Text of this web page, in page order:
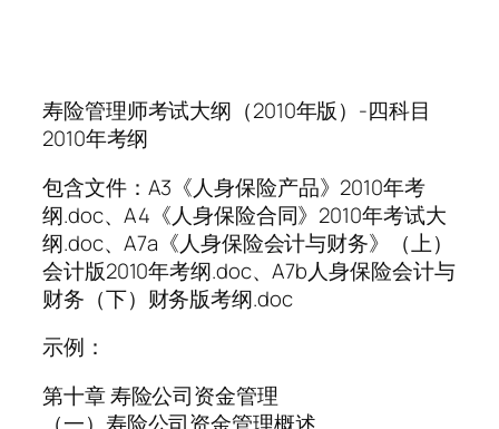
寿险管理师考试大纲（2010年版）-四科目
2010年考纲
包含文件：A3《人身保险产品》2010年考
纲.doc、A4《人身保险合同》2010年考试大
纲.doc、A7a《人身保险会计与财务》（上）
会计版2010年考纲.doc、A7b人身保险会计与
财务（下）财务版考纲.doc
示例：
第十章 寿险公司资金管理